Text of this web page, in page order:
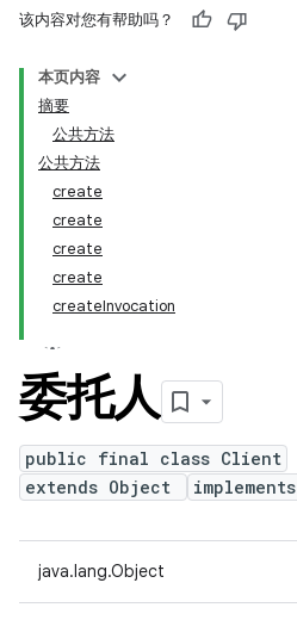
该内容对您有帮助吗？
本页内容
摘要
公共方法
公共方法
create
create
create
create
createInvocation
委托人
public final class Client
extends Object
implements
java.lang.Object